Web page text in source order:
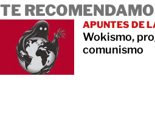
TE
APUNTES DE
Wokismo,
comunismo